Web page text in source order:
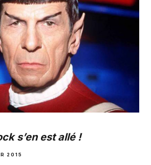
s’en est allé !
2015